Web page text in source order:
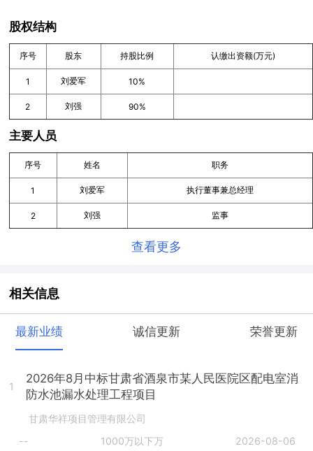
股权结构
序号 股东 持股比例 认缴出资额(万元)
1 刘爱军 10%
2 刘强 90%
主要人员
序号 姓名 职务
1 刘爱军 执行董事兼总经理
2 刘强 监事
查看更多
相关信息
最新业绩 诚信更新 荣誉更新
1
2026年8月中标甘肃省酒泉市某人民医院区配电室消
防水池漏水处理工程项目
甘肃华祥项目管理有限公司
--
1000万以下万 2026-08-06